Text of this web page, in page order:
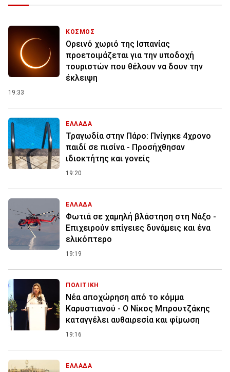
ΚΟΣΜΟΣ
Ορεινό χωριό της Ισπανίας
προετοιμάζεται για την υποδοχή
τουριστών που θέλουν να δουν την
έκλειψη
19:33
ΕΛΛΑΔΑ
Τραγωδία στην Πάρο: Πνίγηκε 4χρονο
παιδί σε πισίνα - Προσήχθησαν
ιδιοκτήτης και γονείς
19:20
ΕΛΛΑΔΑ
Φωτιά σε χαμηλή βλάστηση στη Νάξο -
Επιχειρούν επίγειες δυνάμεις και ένα
ελικόπτερο
19:19
ΠΟΛΙΤΙΚΗ
Νέα αποχώρηση από το κόμμα
Καρυστιανού - Ο Νίκος Μπρουτζάκης
καταγγέλει αυθαιρεσία και φίμωση
19:16
ΕΛΛΑΔΑ